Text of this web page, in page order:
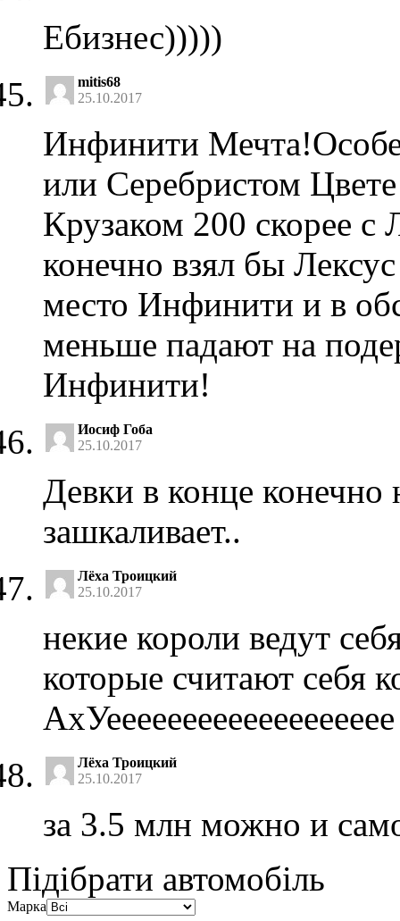
Ебизнес)))))
mitis68
25.10.2017
Инфинити
или Серебристом
Крузаком 200 скорее с
конечно взял бы
место Инфинити и в
меньше падают на
Инфинити!
Иосиф Гоба
25.10.2017
Девки в конце
зашкаливает..
Лёха Троицкий
25.10.2017
некие короли ведут
которые считают себя
АхУеееееееееееееееееее
Лёха Троицкий
25.10.2017
за 3.5 млн можно и
Підібрати автомобіль
Марка